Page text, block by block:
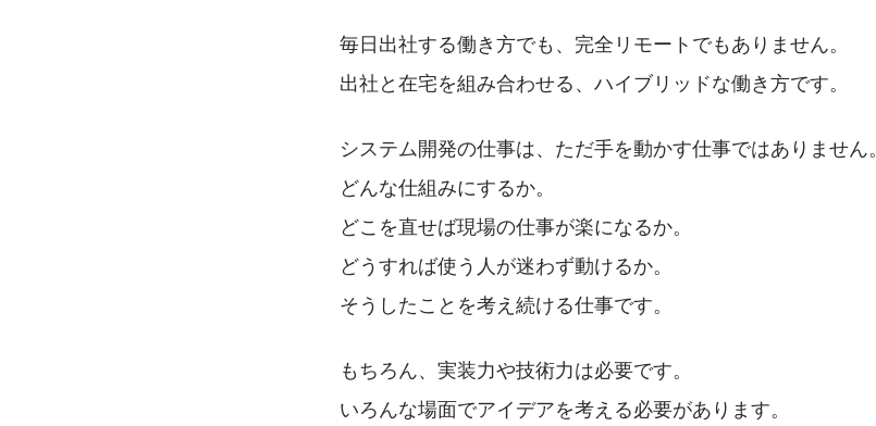
毎日出社する働き方でも、完全リモートでもありません。
出社と在宅を組み合わせる、ハイブリッドな働き方です。
システム開発の仕事は、ただ手を動かす仕事ではありません。
どんな仕組みにするか。
どこを直せば現場の仕事が楽になるか。
どうすれば使う人が迷わず動けるか。
そうしたことを考え続ける仕事です。
もちろん、実装力や技術力は必要です。
いろんな場面でアイデアを考える必要があります。